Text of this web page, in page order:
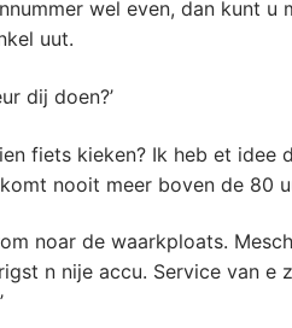
wel even, dan kunt u
uut.
dij doen?’
fiets kieken? Ik heb et idee
nooit meer boven de 80
noar de waarkploats.
n nije accu. Service van e